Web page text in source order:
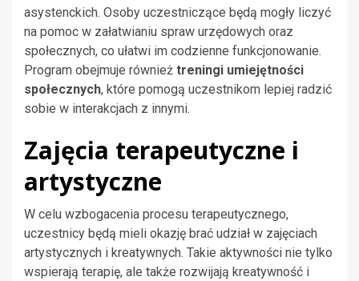
asystenckich. Osoby uczestniczące będą mogły liczyć
na pomoc w załatwianiu spraw urzędowych oraz
społecznych, co ułatwi im codzienne funkcjonowanie.
Program obejmuje również treningi umiejętności
społecznych, które pomogą uczestnikom lepiej radzić
sobie w interakcjach z innymi.
Zajęcia terapeutyczne i
artystyczne
W celu wzbogacenia procesu terapeutycznego,
uczestnicy będą mieli okazję brać udział w zajęciach
artystycznych i kreatywnych. Takie aktywności nie tylko
wspierają terapię, ale także rozwijają kreatywność i